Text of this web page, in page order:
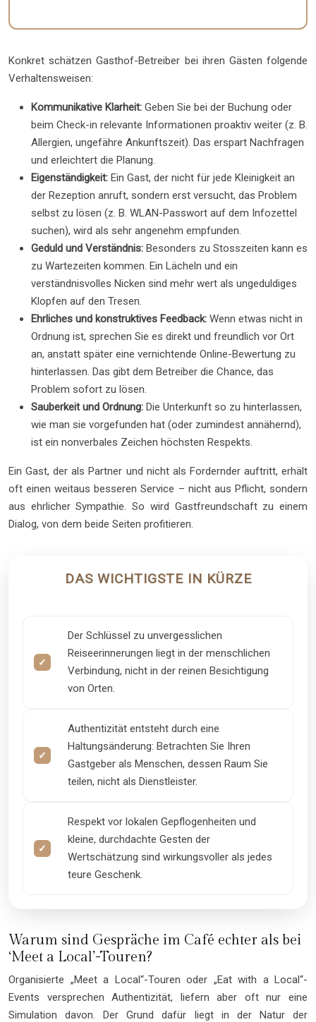
Konkret schätzen Gasthof-Betreiber bei ihren Gästen folgende
Verhaltensweisen:
Kommunikative Klarheit: Geben Sie bei der Buchung oder
beim Check-in relevante Informationen proaktiv weiter (z. B.
Allergien, ungefähre Ankunftszeit). Das erspart Nachfragen
und erleichtert die Planung.
Eigenständigkeit: Ein Gast, der nicht für jede Kleinigkeit an
der Rezeption anruft, sondern erst versucht, das Problem
selbst zu lösen (z. B. WLAN-Passwort auf dem Infozettel
suchen), wird als sehr angenehm empfunden.
Geduld und Verständnis: Besonders zu Stosszeiten kann es
zu Wartezeiten kommen. Ein Lächeln und ein
verständnisvolles Nicken sind mehr wert als ungeduldiges
Klopfen auf den Tresen.
Ehrliches und konstruktives Feedback: Wenn etwas nicht in
Ordnung ist, sprechen Sie es direkt und freundlich vor Ort
an, anstatt später eine vernichtende Online-Bewertung zu
hinterlassen. Das gibt dem Betreiber die Chance, das
Problem sofort zu lösen.
Sauberkeit und Ordnung: Die Unterkunft so zu hinterlassen,
wie man sie vorgefunden hat (oder zumindest annähernd),
ist ein nonverbales Zeichen höchsten Respekts.
Ein Gast, der als Partner und nicht als Fordernder auftritt, erhält
oft einen weitaus besseren Service – nicht aus Pflicht, sondern
aus ehrlicher Sympathie. So wird Gastfreundschaft zu einem
Dialog, von dem beide Seiten profitieren.
DAS WICHTIGSTE IN KÜRZE
Der Schlüssel zu unvergesslichen
Reiseerinnerungen liegt in der menschlichen
Verbindung, nicht in der reinen Besichtigung
von Orten.
Authentizität entsteht durch eine
Haltungsänderung: Betrachten Sie Ihren
Gastgeber als Menschen, dessen Raum Sie
teilen, nicht als Dienstleister.
Respekt vor lokalen Gepflogenheiten und
kleine, durchdachte Gesten der
Wertschätzung sind wirkungsvoller als jedes
teure Geschenk.
Warum sind Gespräche im Café echter als bei
‘Meet a Local’-Touren?
Organisierte „Meet a Local“-Touren oder „Eat with a Local“-
Events versprechen Authentizität, liefern aber oft nur eine
Simulation davon. Der Grund dafür liegt in der Natur der